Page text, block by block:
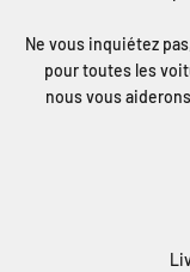
Ne vous inquiétez
pour toutes les
nous vous